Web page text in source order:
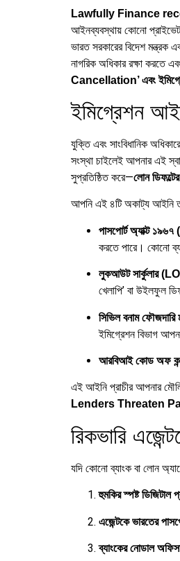
Lawfully Finance
আইনব্যবস্থায় কোনো প্রাইভেট
ভারত সরকারের বিদেশ মন্ত্রক
নাগরিক অধিকার রক্ষা করতে
Cancellation’ এবং
ইমিগ্রেশন
যুক্তি এবং সাংবিধানিক
সংস্থা চাইলেই আপনার এই
সুপ্রতিষ্ঠিত করে—লোন
আপনি এই ৪টি অকাট্য আইনি
পাসপোর্ট অ্যাক্ট
করতে পারে। কোনো
লুকআউট সার্কুলার
খেলাপি’ বা উইলফুল
সিভিল বনাম ফৌজদারি
ইমিগ্রেশন বিভাগ
আরবিআই কোড অফ
এই আইনি প্রাচীর আপনার
Lenders Threaten
রিকভারি
যদি কোনো ব্যাংক বা লোন
হুমকির স্পষ্ট ডিজিটাল
এজেন্টকে ভারতের
ব্যাংকের নোডাল